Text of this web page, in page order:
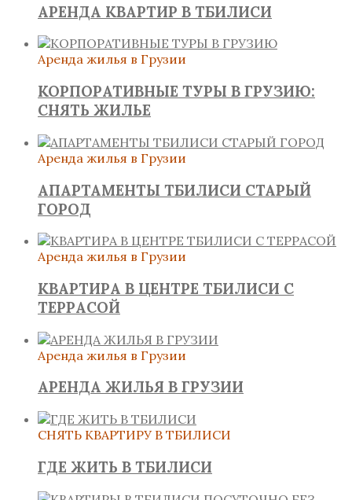
АРЕНДА КВАРТИР В ТБИЛИСИ
Аренда жилья в Грузии
КОРПОРАТИВНЫЕ ТУРЫ В ГРУЗИЮ:
СНЯТЬ ЖИЛЬЕ
Аренда жилья в Грузии
АПАРТАМЕНТЫ ТБИЛИСИ СТАРЫЙ
ГОРОД
Аренда жилья в Грузии
КВАРТИРА В ЦЕНТРЕ ТБИЛИСИ С
ТЕРРАСОЙ
Аренда жилья в Грузии
АРЕНДА ЖИЛЬЯ В ГРУЗИИ
СНЯТЬ КВАРТИРУ В ТБИЛИСИ
ГДЕ ЖИТЬ В ТБИЛИСИ